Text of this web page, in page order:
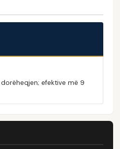
efektive më 9